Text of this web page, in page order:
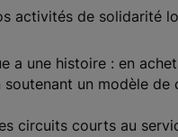
activités de solidarité
une histoire : en
un modèle
circuits courts au